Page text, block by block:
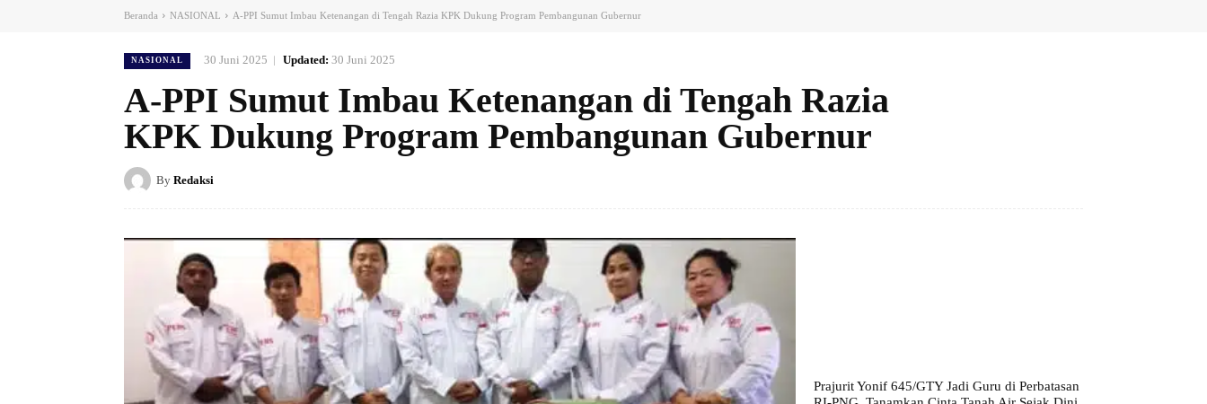
Beranda NASIONAL A-PPI Sumut Imbau Ketenangan di Tengah Razia KPK Dukung Program Pembangunan Gubernur
NASIONAL 30 Juni 2025 Updated: 30 Juni 2025
A-PPI Sumut Imbau Ketenangan di Tengah Razia
KPK Dukung Program Pembangunan Gubernur
By Redaksi
Prajurit Yonif 645/GTY Jadi Guru di Perbatasan